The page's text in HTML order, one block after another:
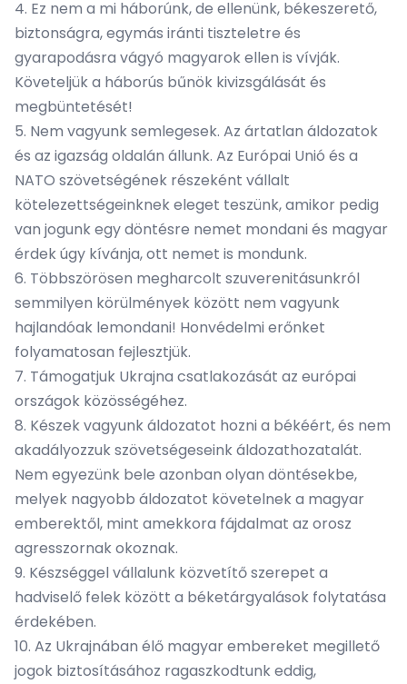
4. Ez nem a mi háborúnk, de ellenünk, békeszerető,
biztonságra, egymás iránti tiszteletre és
gyarapodásra vágyó magyarok ellen is vívják.
Követeljük a háborús bűnök kivizsgálását és
megbüntetését!
5. Nem vagyunk semlegesek. Az ártatlan áldozatok
és az igazság oldalán állunk. Az Európai Unió és a
NATO szövetségének részeként vállalt
kötelezettségeinknek eleget teszünk, amikor pedig
van jogunk egy döntésre nemet mondani és magyar
érdek úgy kívánja, ott nemet is mondunk.
6. Többszörösen megharcolt szuverenitásunkról
semmilyen körülmények között nem vagyunk
hajlandóak lemondani! Honvédelmi erőnket
folyamatosan fejlesztjük.
7. Támogatjuk Ukrajna csatlakozását az európai
országok közösségéhez.
8. Készek vagyunk áldozatot hozni a békéért, és nem
akadályozzuk szövetségeseink áldozathozatalát.
Nem egyezünk bele azonban olyan döntésekbe,
melyek nagyobb áldozatot követelnek a magyar
emberektől, mint amekkora fájdalmat az orosz
agresszornak okoznak.
9. Készséggel vállalunk közvetítő szerepet a
hadviselő felek között a béketárgyalások folytatása
érdekében.
10. Az Ukrajnában élő magyar embereket megillető
jogok biztosításához ragaszkodtunk eddig,